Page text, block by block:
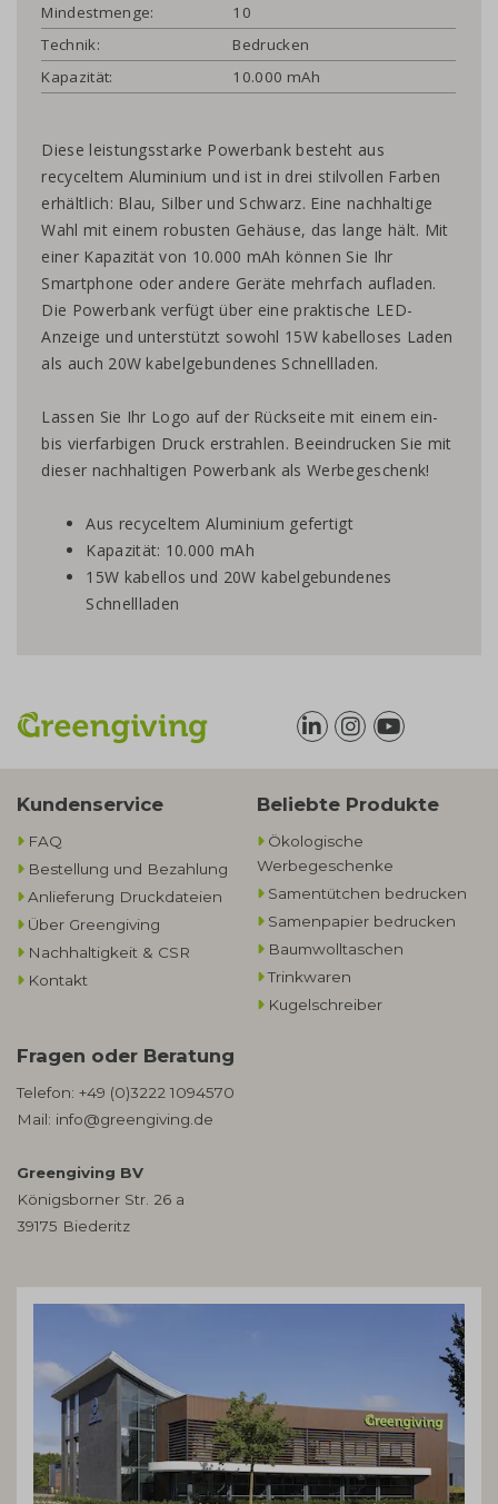
Mindestmenge:
10
Technik:
Bedrucken
Kapazität:
10.000 mAh
Diese leistungsstarke Powerbank besteht aus
recyceltem Aluminium und ist in drei stilvollen Farben
erhältlich: Blau, Silber und Schwarz. Eine nachhaltige
Wahl mit einem robusten Gehäuse, das lange hält. Mit
einer Kapazität von 10.000 mAh können Sie Ihr
Smartphone oder andere Geräte mehrfach aufladen.
Die Powerbank verfügt über eine praktische LED-
Anzeige und unterstützt sowohl 15W kabelloses Laden
als auch 20W kabelgebundenes Schnellladen.
Lassen Sie Ihr Logo auf der Rückseite mit einem ein-
bis vierfarbigen Druck erstrahlen. Beeindrucken Sie mit
dieser nachhaltigen Powerbank als Werbegeschenk!
Aus recyceltem Aluminium gefertigt
Kapazität: 10.000 mAh
15W kabellos und 20W kabelgebundenes
Schnellladen
Kundenservice
FAQ
Bestellung und Bezahlung
Anlieferung Druckdateien
Über Greengiving
Nachhaltigkeit & CSR
Kontakt
Beliebte Produkte
Ökologische
Werbegeschenke​
Samentütchen bedrucken
Samenpapier bedrucken
Baumwolltaschen​
Trinkwaren
Kugelschreiber
Fragen oder Beratung
Telefon: +49 (0)3222 1094570
Mail: info@greengiving.de
Greengiving BV
Königsborner Str. 26 a
39175 Biederitz